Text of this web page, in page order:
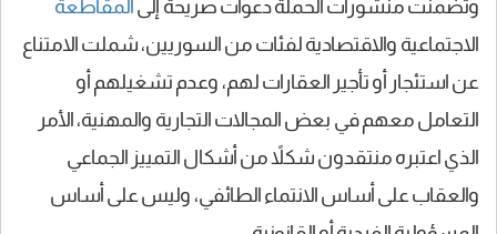
وتضمنت منشورات الحملة دعوات صريحة إلى المقاطعة
الاجتماعية والاقتصادية لفئات من السوريين، شملت الامتناع
عن استئجار أو تأجير العقارات لهم، وعدم تشغيلهم أو
التعامل معهم في بعض المجالات التجارية والمهنية، الأمر
الذي اعتبره منتقدون شكلاً من أشكال التمييز الجماعي
والعقاب على أساس الانتماء الطائفي، وليس على أساس